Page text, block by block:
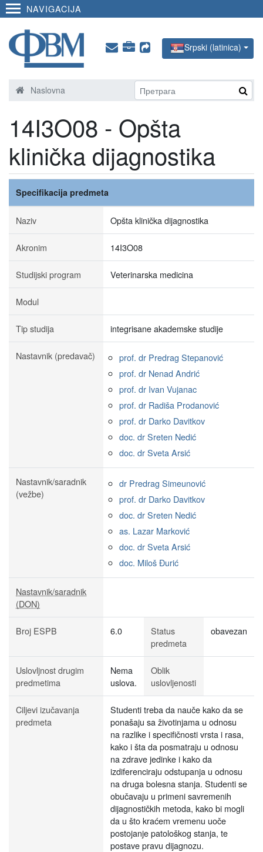
NAVIGACIJA
Srpski (latinica)
Naslovna
14I3O08 - Opšta
klinička dijagnostika
Specifikacija predmeta
Naziv Opšta klinička dijagnostika
Akronim 14I3O08
Studijski program Veterinarska medicina
Modul
Tip studija integrisane akademske studije
Nastavnik (predavač)
prof. dr Predrag Stepanović
prof. dr Nenad Andrić
prof. dr Ivan Vujanac
prof. dr Radiša Prodanović
prof. dr Darko Davitkov
doc. dr Sreten Nedić
doc. dr Sveta Arsić
Nastavnik/saradnik
(vežbe)
dr Predrag Simeunović
prof. dr Darko Davitkov
doc. dr Sreten Nedić
as. Lazar Marković
doc. dr Sveta Arsić
doc. Miloš Đurić
Nastavnik/saradnik
(DON)
Broj ESPB 6.0
Status
predmeta
obavezan
Uslovljnost drugim
predmetima
Nema
uslova.
Oblik
uslovljenosti
Ciljevi izučavanja
predmeta
Studenti treba da nauče kako da se
ponašaju sa životinjama u odnosu
na razlike i specifičnosti vrsta i rasa,
kako i šta da posmatraju u odnosu
na zdrave jedinke i kako da
izdiferenciraju odstupanja u odnosu
na druga bolesna stanja. Studenti se
obučavaju u primeni savremenih
dijagnostičkih metoda, kako bi mogli
da u što kraćem vremenu uoče
postojanje patološkog stanja, te
postave pravu dijagnozu.